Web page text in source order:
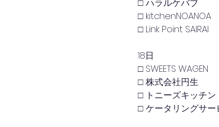
□ ハラルケバブ
□ kitchenNOANOA
□ Link Point SAIRAI
18日
□ SWEETS WAGEN
□ 株式会社円生
□ トニーズキッチン
□ ケータリングサー